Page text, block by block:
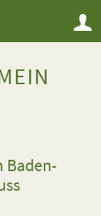
Baden-